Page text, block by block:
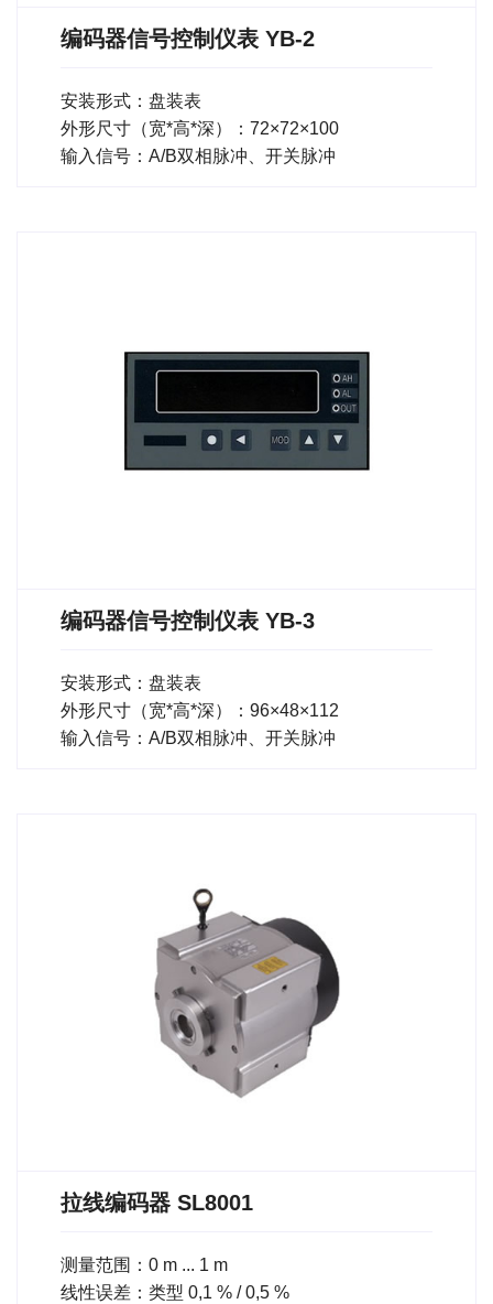
编码器信号控制仪表 YB-2
安装形式：盘装表
外形尺寸（宽*高*深）：72×72×100
输入信号：A/B双相脉冲、开关脉冲
编码器信号控制仪表 YB-3
安装形式：盘装表
外形尺寸（宽*高*深）：96×48×112
输入信号：A/B双相脉冲、开关脉冲
拉线编码器 SL8001
测量范围：0 m ... 1 m
线性误差：类型 0,1 % / 0,5 %